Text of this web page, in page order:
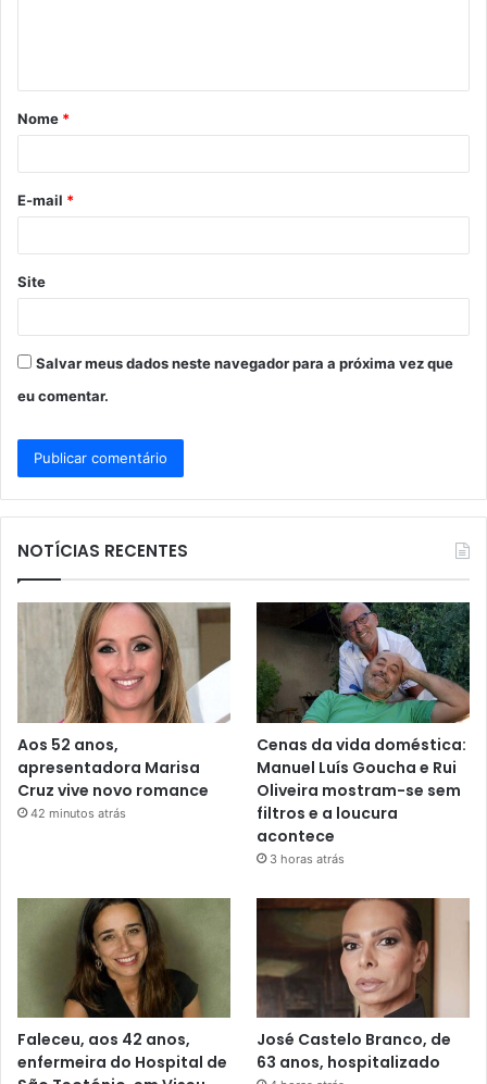
á
r
*
Nome *
E-mail *
Site
Salvar meus dados neste navegador para a próxima vez que
eu comentar.
NOTÍCIAS RECENTES
Aos 52 anos,
apresentadora Marisa
Cruz vive novo romance
42 minutos atrás
Cenas da vida doméstica:
Manuel Luís Goucha e Rui
Oliveira mostram-se sem
filtros e a loucura
acontece
3 horas atrás
Faleceu, aos 42 anos,
enfermeira do Hospital de
José Castelo Branco, de
63 anos, hospitalizado